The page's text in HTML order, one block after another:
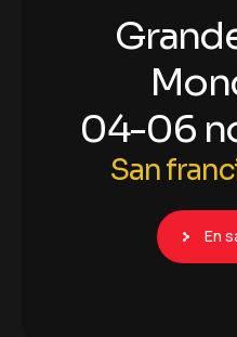
Grand
Mon
04-06 n
Sanfranc
En